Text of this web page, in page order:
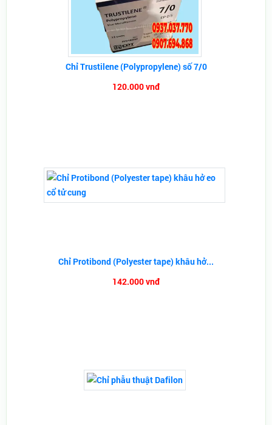
Chỉ Trustilene (Polypropylene) số 7/0
120.000 vnđ
Chỉ Protibond (Polyester tape) khâu hở...
142.000 vnđ